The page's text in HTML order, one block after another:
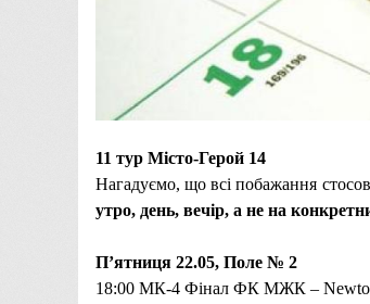
11 тур Місто-Герой 14
Нагадуємо, що всі побажання
утро, день, вечір, а не на
П’ятниця 22.05, Поле № 2
18:00 МК-4 Фінал ФК МЖК –